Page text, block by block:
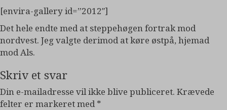
[envira-gallery id=”2012″]
Det hele endte med at steppehøgen fortrak mod
nordvest. Jeg valgte derimod at køre østpå, hjemad
mod Als.
Skriv et svar
Din e-mailadresse vil ikke blive publiceret. Krævede
felter er markeret med *